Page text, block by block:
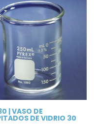
| VASO DE
DE VIDRIO 30